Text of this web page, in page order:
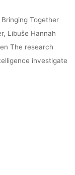
Together
Libuše Hannah
The research
investigate